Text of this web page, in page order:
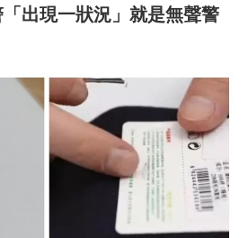
出現一狀況」就是無聲警